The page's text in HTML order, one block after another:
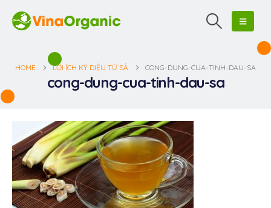
HOME LỢI ÍCH KỲ DIỆU TỪ SẢ CONG-DUNG-CUA-TINH-DAU-SA
cong-dung-cua-tinh-dau-sa